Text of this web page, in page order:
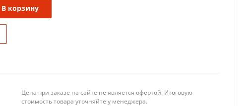
В корзину
Цена при заказе на сайте не является офертой. Итоговую
стоимость товара уточняйте у менеджера.